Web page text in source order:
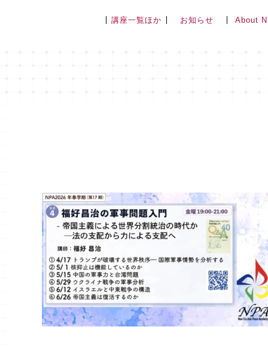
講座一覧ほか お知らせ About